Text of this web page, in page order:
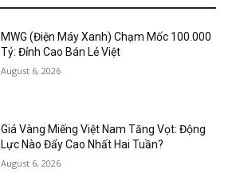
MWG (Điện Máy Xanh) Chạm Mốc 100.000
Tỷ: Đỉnh Cao Bán Lẻ Việt
August 6, 2026
Giá Vàng Miếng Việt Nam Tăng Vọt: Động
Lực Nào Đẩy Cao Nhất Hai Tuần?
August 6, 2026